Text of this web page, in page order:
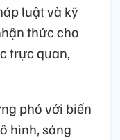
luật và kỹ
thức cho
trực quan,
phó với biến
hình, sáng